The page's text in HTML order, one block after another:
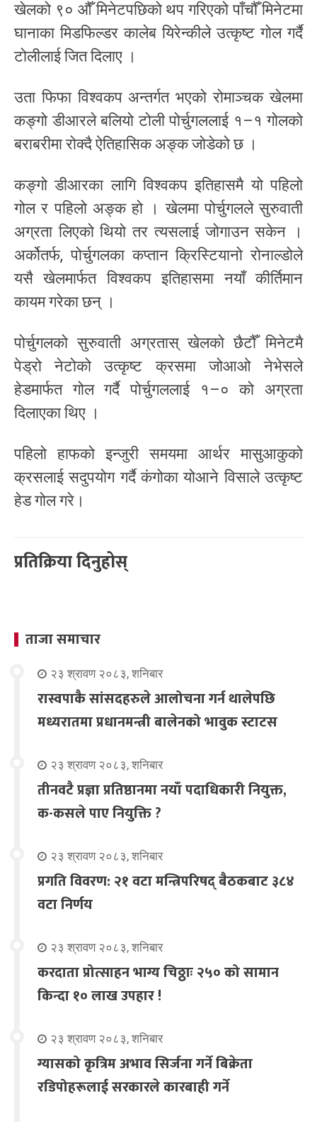
खेलको ९० औँ मिनेटपछिको थप गरिएको पाँचौँ मिनेटमा
घानाका मिडफिल्डर कालेब यिरेन्कीले उत्कृष्ट गोल गर्दै
टोलीलाई जित दिलाए ।
उता फिफा विश्वकप अन्तर्गत भएको रोमाञ्चक खेलमा
कङ्गो डीआरले बलियो टोली पोर्चुगललाई १–१ गोलको
बराबरीमा रोक्दै ऐतिहासिक अङ्क जोडेको छ ।
कङ्गो डीआरका लागि विश्वकप इतिहासमै यो पहिलो
गोल र पहिलो अङ्क हो । खेलमा पोर्चुगलले सुरुवाती
अग्रता लिएको थियो तर त्यसलाई जोगाउन सकेन ।
अर्कोतर्फ, पोर्चुगलका कप्तान क्रिस्टियानो रोनाल्डोले
यसै खेलमार्फत विश्वकप इतिहासमा नयाँ कीर्तिमान
कायम गरेका छन् ।
पोर्चुगलको सुरुवाती अग्रतास् खेलको छैटौँ मिनेटमै
पेड्रो नेटोको उत्कृष्ट क्रसमा जोआओ नेभेसले
हेडमार्फत गोल गर्दै पोर्चुगललाई १–० को अग्रता
दिलाएका थिए ।
पहिलो हाफको इन्जुरी समयमा आर्थर मासुआकुको
क्रसलाई सदुपयोग गर्दै कंगोका योआने विसाले उत्कृष्ट
हेड गोल गरे।
प्रतिक्रिया दिनुहोस्
ताजा समाचार
२३ श्रावण २०८३, शनिबार
रास्वपाकै सांसदहरुले आलोचना गर्न थालेपछि
मध्यरातमा प्रधानमन्त्री बालेनको भावुक स्टाटस
२३ श्रावण २०८३, शनिबार
तीनवटै प्रज्ञा प्रतिष्ठानमा नयाँ पदाधिकारी नियुक्त,
क-कसले पाए नियुक्ति ?
२३ श्रावण २०८३, शनिबार
प्रगति विवरण: २१ वटा मन्त्रिपरिषद् बैठकबाट ३८४
वटा निर्णय
२३ श्रावण २०८३, शनिबार
करदाता प्रोत्साहन भाग्य चिठ्ठाः २५० को सामान
किन्दा १० लाख उपहार !
२३ श्रावण २०८३, शनिबार
ग्यासको कृत्रिम अभाव सिर्जना गर्ने बिक्रेता
रडिपोहरूलाई सरकारले कारबाही गर्ने